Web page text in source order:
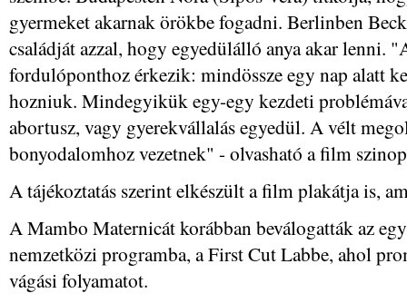
gyermeket akarnak örökbe fogadni. Berlinben
családját azzal, hogy egyedülálló anya akar lenni.
fordulóponthoz érkezik: mindössze egy nap alatt
hozniuk. Mindegyikük egy-egy kezdeti
abortusz, vagy gyerekvállalás egyedül. A vélt
bonyodalomhoz vezetnek" - olvasható a film
A tájékoztatás szerint elkészült a film plakátja is,
A Mambo Maternicát korábban beválogatták az
nemzetközi programba, a First Cut Labbe, ahol
vágási folyamatot.